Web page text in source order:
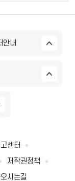
안내
센터
저작권정책
시는길